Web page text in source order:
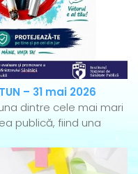
– 31 mai 2026
dintre cele mai mari
publică, fiind una